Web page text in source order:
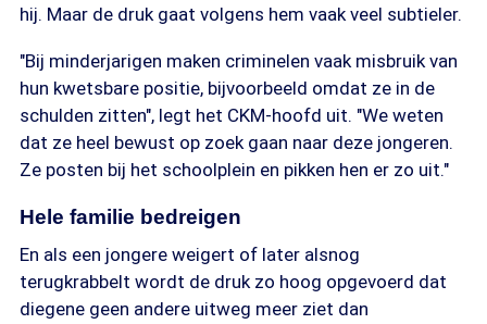
hij. Maar de druk gaat volgens hem vaak veel subtieler.
"Bij minderjarigen maken criminelen vaak misbruik van
hun kwetsbare positie, bijvoorbeeld omdat ze in de
schulden zitten", legt het CKM-hoofd uit. "We weten
dat ze heel bewust op zoek gaan naar deze jongeren.
Ze posten bij het schoolplein en pikken hen er zo uit."
Hele familie bedreigen
En als een jongere weigert of later alsnog
terugkrabbelt wordt de druk zo hoog opgevoerd dat
diegene geen andere uitweg meer ziet dan